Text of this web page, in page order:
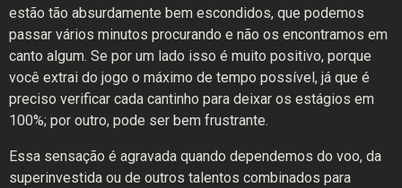
estão tão absurdamente bem escondidos, que podemos
passar vários minutos procurando e não os encontramos em
canto algum. Se por um lado isso é muito positivo, porque
você extrai do jogo o máximo de tempo possível, já que é
preciso verificar cada cantinho para deixar os estágios em
100%; por outro, pode ser bem frustrante.
Essa sensação é agravada quando dependemos do voo, da
superinvestida ou de outros talentos combinados para